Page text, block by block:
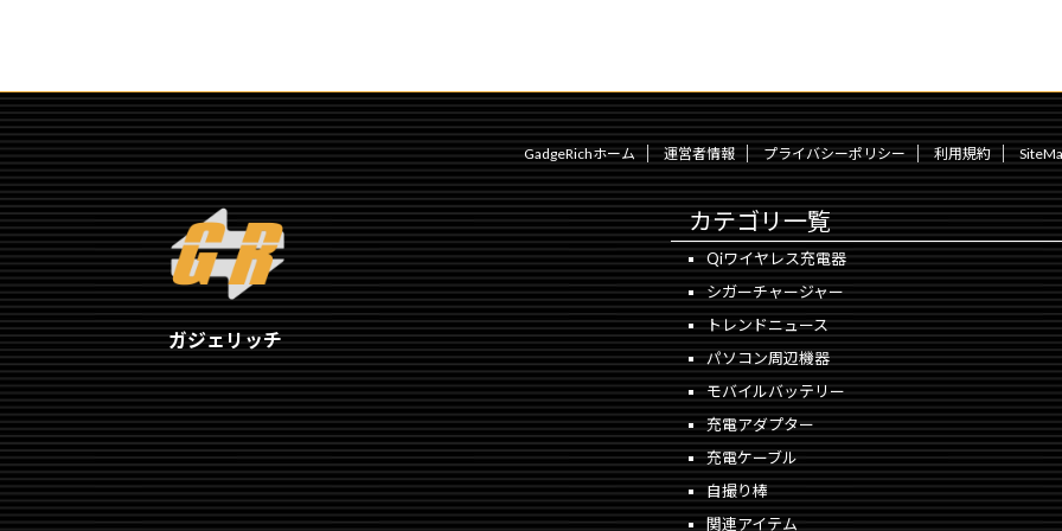
GadgeRichホーム 運営者情報 プライバシーポリシー 利用規約
カテゴリ一覧
Qiワイヤレス充電器
シガーチャージャー
トレンドニュース
パソコン周辺機器
モバイルバッテリー
充電アダプター
充電ケーブル
自撮り棒
関連アイテム
ガジェリッチ